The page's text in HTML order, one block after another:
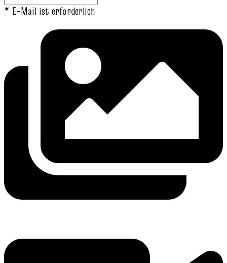
* E-Mail ist erforderlich